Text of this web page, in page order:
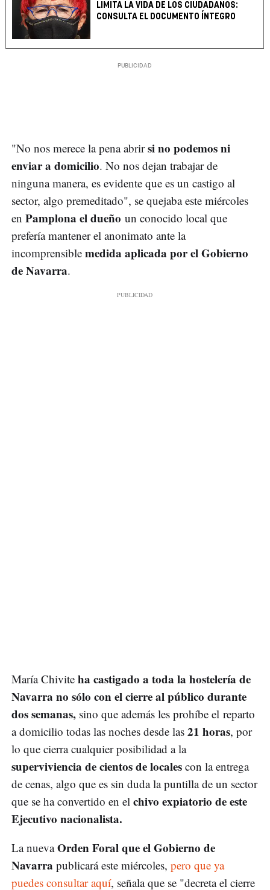
LIMITA LA VIDA DE LOS CIUDADANOS:
CONSULTA EL DOCUMENTO ÍNTEGRO
"No nos merece la pena abrirsi no podemos ni
enviar a domicilio. No nos dejan trabajar de
ninguna manera, es evidente que es un castigo al
sector, algo premeditado", se quejaba este miércoles
en Pamplona el dueño un conocido local que
prefería mantener el anonimato ante la
incomprensible medida aplicada por el Gobierno
de Navarra.
María Chivite ha castigado a toda la hostelería de
Navarra no sólo con el cierre al público durante
dos semanas, sino que además les prohíbe el reparto
a domicilio todas las noches desde las 21 horas, por
lo que cierra cualquier posibilidad a la
superviviencia de cientos de locales con la entrega
de cenas, algo que es sin duda la puntilla de un sector
que se ha convertido en el chivo expiatorio de este
Ejecutivo nacionalista.
La nuevaOrden Foral que el Gobierno de
Navarra publicará este miércoles, pero que ya
puedes consultar aquí, señala que se "decreta el cierre